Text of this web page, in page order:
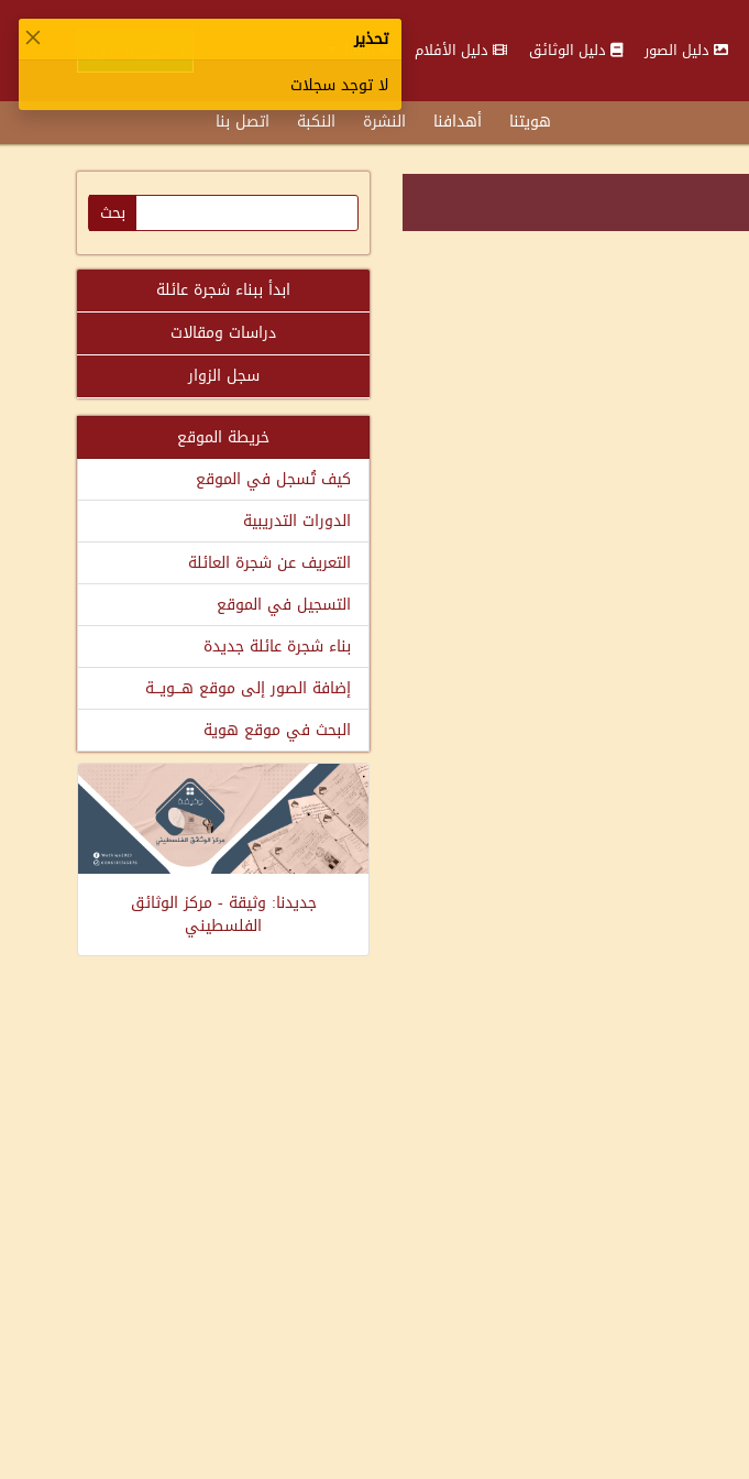
دليل الصور دليل الوثائق دليل الأفلام تابعنا
هويتنا أهدافنا النشرة النكبة اتصل بنا
ابدأ ببناء شجرة عائلة
دراسات ومقالات
سجل الزوار
خريطة الموقع
كيف تُسجل في الموقع
الدورات التدريبية
التعريف عن شجرة العائلة
التسجيل في الموقع
بناء شجرة عائلة جديدة
إضافة الصور إلى موقع هـــويـــة
البحث في موقع هوية
جديدنا: وثيقة - مركز الوثائق
الفلسطيني
تحذير
لا توجد سجلات